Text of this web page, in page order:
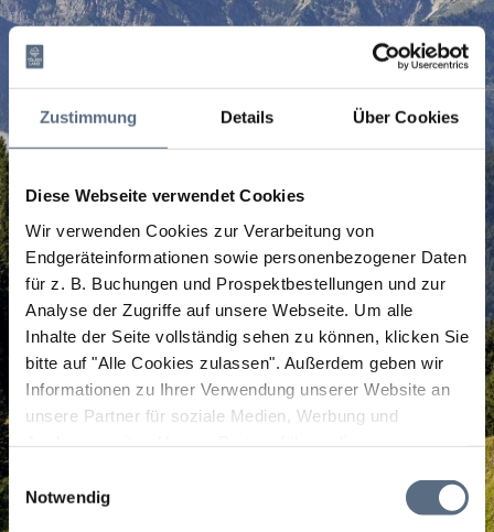
Zustimmung Details Über Cookies
Diese Webseite verwendet Cookies
Wir verwenden Cookies zur Verarbeitung von
Endgeräteinformationen sowie personenbezogener Daten
für z. B. Buchungen und Prospektbestellungen und zur
Analyse der Zugriffe auf unsere Webseite. Um alle
Inhalte der Seite vollständig sehen zu können, klicken Sie
bitte auf "Alle Cookies zulassen". Außerdem geben wir
Informationen zu Ihrer Verwendung unserer Website an
unsere Partner für soziale Medien, Werbung und
zusammen, die Sie ihnen bereitgestellt haben oder die
sie im Rahmen Ihrer Nutzung der Dienste gesammelt
Einwilligungsauswahl
Notwendig